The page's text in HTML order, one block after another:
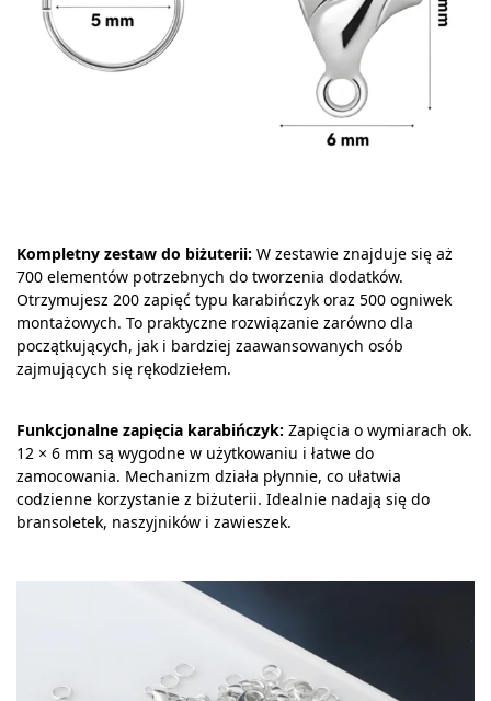
Kompletny zestaw do biżuterii: W zestawie znajduje się aż
700 elementów potrzebnych do tworzenia dodatków.
Otrzymujesz 200 zapięć typu karabińczyk oraz 500 ogniwek
montażowych. To praktyczne rozwiązanie zarówno dla
początkujących, jak i bardziej zaawansowanych osób
zajmujących się rękodziełem.
Funkcjonalne zapięcia karabińczyk: Zapięcia o wymiarach ok.
12 × 6 mm są wygodne w użytkowaniu i łatwe do
zamocowania. Mechanizm działa płynnie, co ułatwia
codzienne korzystanie z biżuterii. Idealnie nadają się do
bransoletek, naszyjników i zawieszek.